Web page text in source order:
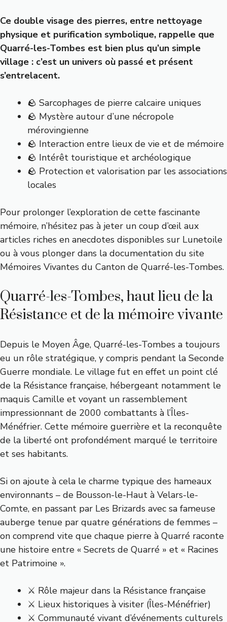
Ce double visage des pierres, entre nettoyage
physique et purification symbolique, rappelle que
Quarré-les-Tombes est bien plus qu’un simple
village : c’est un univers où passé et présent
s’entrelacent.
🪨 Sarcophages de pierre calcaire uniques
🪨 Mystère autour d’une nécropole
mérovingienne
🪨 Interaction entre lieux de vie et de mémoire
🪨 Intérêt touristique et archéologique
🪨 Protection et valorisation par les associations
locales
Pour prolonger l’exploration de cette fascinante
mémoire, n’hésitez pas à jeter un coup d’œil aux
articles riches en anecdotes disponibles sur Lunetoile
ou à vous plonger dans la documentation du site
Mémoires Vivantes du Canton de Quarré-les-Tombes.
Quarré-les-Tombes, haut lieu de la
Résistance et de la mémoire vivante
Depuis le Moyen Âge, Quarré-les-Tombes a toujours
eu un rôle stratégique, y compris pendant la Seconde
Guerre mondiale. Le village fut en effet un point clé
de la Résistance française, hébergeant notamment le
maquis Camille et voyant un rassemblement
impressionnant de 2000 combattants à l’Îles-
Ménéfrier. Cette mémoire guerrière et la reconquête
de la liberté ont profondément marqué le territoire
et ses habitants.
Si on ajoute à cela le charme typique des hameaux
environnants – de Bousson-le-Haut à Velars-le-
Comte, en passant par Les Brizards avec sa fameuse
auberge tenue par quatre générations de femmes –
on comprend vite que chaque pierre à Quarré raconte
une histoire entre « Secrets de Quarré » et « Racines
et Patrimoine ».
⚔️ Rôle majeur dans la Résistance française
⚔️ Lieux historiques à visiter (Îles-Ménéfrier)
⚔️ Communauté vivant d’événements culturels